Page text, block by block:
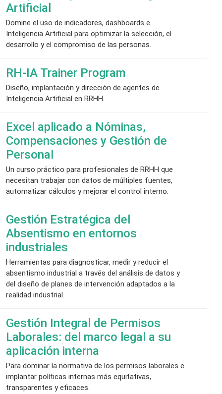
Artificial
Domine el uso de indicadores, dashboards e
Inteligencia Artificial para optimizar la selección, el
desarrollo y el compromiso de las personas.
RH-IA Trainer Program
Diseño, implantación y dirección de agentes de
Inteligencia Artificial en RRHH.
Excel aplicado a Nóminas,
Compensaciones y Gestión de
Personal
Un curso práctico para profesionales de RRHH que
necesitan trabajar con datos de múltiples fuentes,
automatizar cálculos y mejorar el control interno.
Gestión Estratégica del
Absentismo en entornos
industriales
Herramientas para diagnosticar, medir y reducir el
absentismo industrial a través del análisis de datos y
del diseño de planes de intervención adaptados a la
realidad industrial.
Gestión Integral de Permisos
Laborales: del marco legal a su
aplicación interna
Para dominar la normativa de los permisos laborales e
implantar políticas internas más equitativas,
transparentes y eficaces.